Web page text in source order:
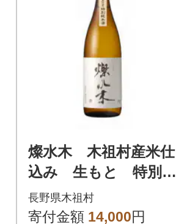
燦水木 木祖村産米仕
込み 生もと 特別純
米酒 1.8L
長野県木祖村
寄付金額 14,000円